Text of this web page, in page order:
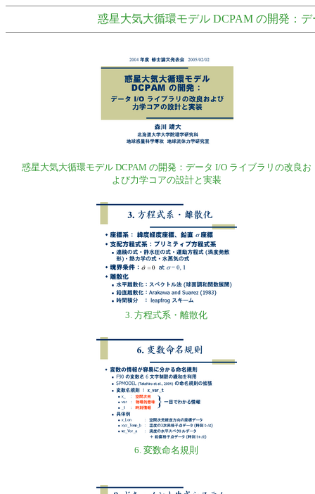
惑星大気大循環モデル DCPAM の開発：
惑星大気大循環モデル DCPAM の開発：データ I/O ライブラリの改良お
よび力学コアの設計と実装
3. 方程式系・離散化
6. 変数命名規則